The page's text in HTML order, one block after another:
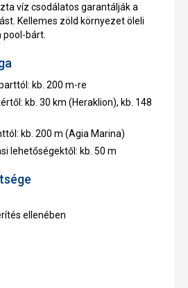
víz csodálatos garantálják a
Kellemes zöld környezet öleli
pool-bárt.
kb. 200 m-re
kb. 30 km (Heraklion), kb. 148
kb. 200 m (Agia Marina)
lehetőségektől: kb. 50 m
ellenében